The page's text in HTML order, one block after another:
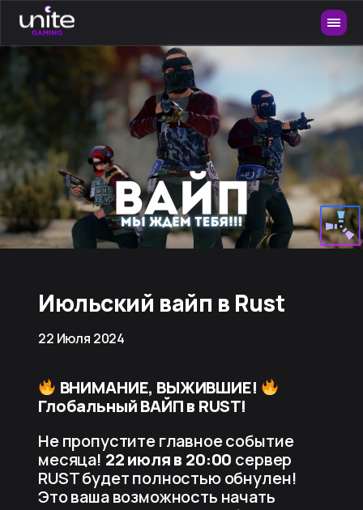
Июльский вайп в Rust
22 Июля 2024
ВНИМАНИЕ, ВЫЖИВШИЕ!
Глобальный ВАЙП в RUST!
Не пропустите главное событие
месяца! 22 июля в 20:00 сервер
RUST будет полностью обнулен!
Это ваша возможность начать